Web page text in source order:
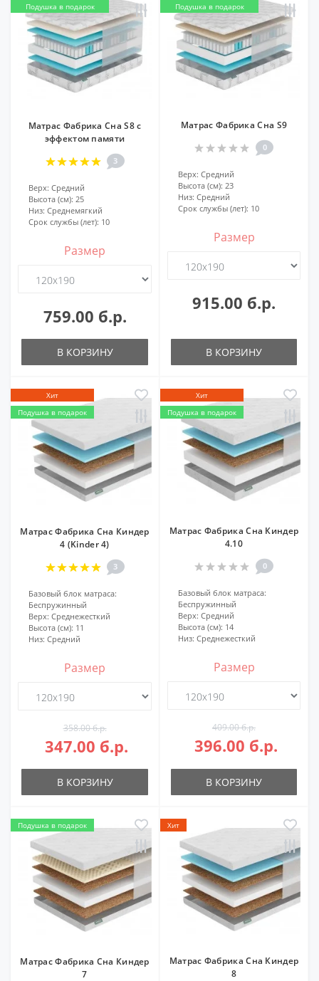
Подушка в подарок
Матрас Фабрика Сна S8 с
эффектом памяти
3
Верх: Средний
Высота (см): 25
Низ: Среднемягкий
Срок службы (лет): 10
Размер
759.00 б.р.
В КОРЗИНУ
Подушка в подарок
Матрас Фабрика Сна S9
0
Верх: Средний
Высота (см): 23
Низ: Средний
Срок службы (лет): 10
Размер
915.00 б.р.
В КОРЗИНУ
Хит
Подушка в подарок
Матрас Фабрика Сна Киндер
4 (Kinder 4)
3
Базовый блок матраса:
Беспружинный
Верх: Среднежесткий
Высота (см): 11
Низ: Средний
Размер
358.00 б.р.
347.00 б.р.
В КОРЗИНУ
Хит
Подушка в подарок
Матрас Фабрика Сна Киндер
4.10
0
Базовый блок матраса:
Беспружинный
Верх: Средний
Высота (см): 14
Низ: Среднежесткий
Размер
409.00 б.р.
396.00 б.р.
В КОРЗИНУ
Подушка в подарок
Матрас Фабрика Сна Киндер
7
Хит
Матрас Фабрика Сна Киндер
8